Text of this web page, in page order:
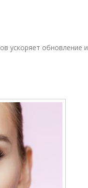
ускоряет обновление и